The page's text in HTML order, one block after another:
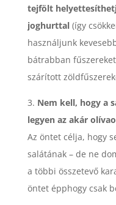
tejfölt
joghurttal (így
használjunk
bátrabban
szárított
3. Nem kell, hogy a
legyen az akár
Az öntet célja, hogy
salátának – de ne
a többi összetevő
öntet épphogy csak